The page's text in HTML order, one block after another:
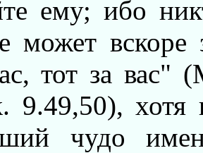
ему; ибо
вскоре
тот за
9.49,50), хотя
чудо